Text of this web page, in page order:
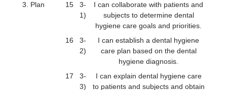
3. Plan
15
3-
1)
I can collaborate with patients and
subjects to determine dental
hygiene care goals and priorities.
16
3-
2)
I can establish a dental hygiene
care plan based on the dental
hygiene diagnosis.
17
3-
3)
I can explain dental hygiene care
to patients and subjects and obtain